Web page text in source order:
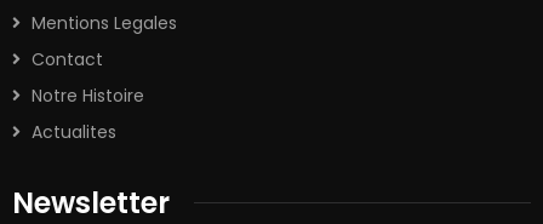
Mentions Legales
Contact
Notre Histoire
Actualites
Newsletter